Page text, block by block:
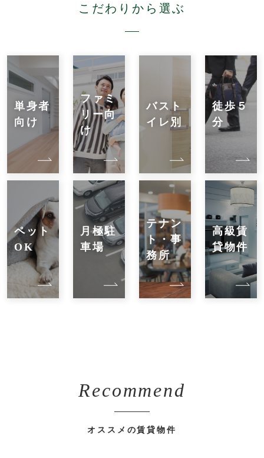
こだわりから選ぶ
単身者
向け
ファミ
リー向
け
バスト
イレ別
徒歩５
分
ペット
OK
月極駐
車場
テナン
ト・事
務所
高級賃
貸物件
Recommend
オススメの賃貸物件